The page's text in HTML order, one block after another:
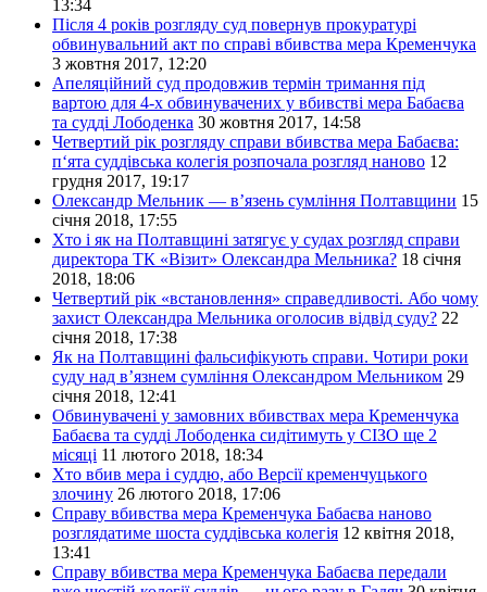
13:34
Після 4 років розгляду суд повернув прокуратурі
обвинувальний акт по справі вбивства мера Кременчука
3 жовтня 2017, 12:20
Апеляційний суд продовжив термін тримання під
вартою для 4-х обвинувачених у вбивстві мера Бабаєва
та судді Лободенка 30 жовтня 2017, 14:58
Четвертий рік розгляду справи вбивства мера Бабаєва:
п‘ята суддівська колегія розпочала розгляд наново 12
грудня 2017, 19:17
Олександр Мельник — в’язень сумління Полтавщини 15
січня 2018, 17:55
Хто і як на Полтавщині затягує у судах розгляд справи
директора ТК «Візит» Олександра Мельника? 18 січня
2018, 18:06
Четвертий рік «встановлення» справедливості. Або чому
захист Олександра Мельника оголосив відвід суду? 22
січня 2018, 17:38
Як на Полтавщині фальсифікують справи. Чотири роки
суду над в’язнем сумління Олександром Мельником 29
січня 2018, 12:41
Обвинувачені у замовних вбивствах мера Кременчука
Бабаєва та судді Лободенка сидітимуть у СІЗО ще 2
місяці 11 лютого 2018, 18:34
Хто вбив мера і суддю, або Версії кременчуцького
злочину 26 лютого 2018, 17:06
Справу вбивства мера Кременчука Бабаєва наново
розглядатиме шоста суддівська колегія 12 квітня 2018,
13:41
Справу вбивства мера Кременчука Бабаєва передали